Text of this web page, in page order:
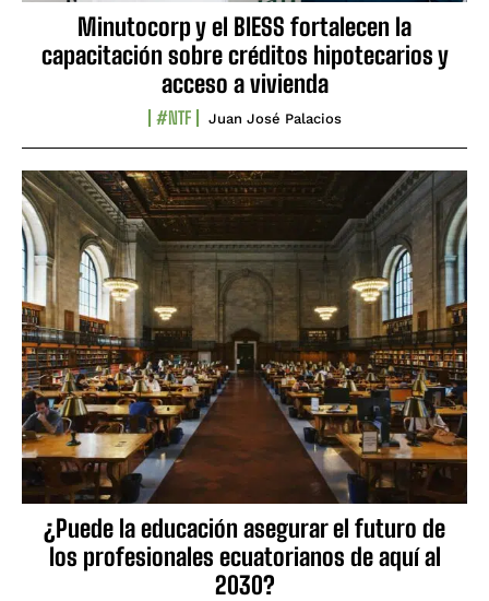
Minutocorp y el BIESS fortalecen la
capacitación sobre créditos hipotecarios y
acceso a vivienda
#NTF Juan José Palacios
¿Puede la educación asegurar el futuro de
los profesionales ecuatorianos de aquí al
2030?